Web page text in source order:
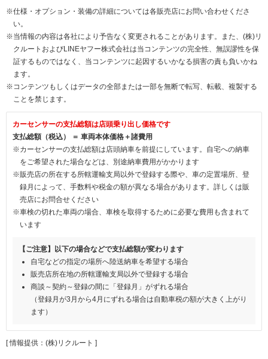
※仕様・オプション・装備の詳細については各販売店にお問い合わせくださ
い。
※当情報の内容は各社により予告なく変更されることがあります。また、(株)リ
クルートおよびLINEヤフー株式会社は当コンテンツの完全性、無誤謬性を保
証するものではなく、当コンテンツに起因するいかなる損害の責も負いかね
ます。
※コンテンツもしくはデータの全部または一部を無断で転写、転載、複製する
ことを禁じます。
カーセンサーの支払総額は店頭乗り出し価格です
支払総額（税込） ＝ 車両本体価格＋諸費用
※カーセンサーの支払総額は店頭納車を前提にしています。自宅への納車
をご希望された場合などは、別途納車費用がかかります
※販売店の所在する所轄運輸支局以外で登録する際や、車の定置場所、登
録月によって、手数料や税金の額が異なる場合があります。詳しくは販
売店にお問合せください
※車検の切れた車両の場合、車検を取得するために必要な費用も含まれて
います
【ご注意】以下の場合などで支払総額が変わります
自宅などの指定の場所へ陸送納車を希望する場合
販売店所在地の所轄運輸支局以外で登録する場合
商談～契約～登録の間に「登録月」がずれる場合
（登録月が3月から4月にずれる場合は自動車税の額が大きく上がり
ます）
[ 情報提供：(株)リクルート ]